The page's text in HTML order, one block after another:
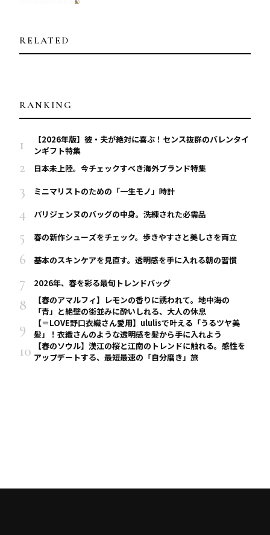
RELATED
RANKING
【2026年版】彼・夫が絶対に喜ぶ！センス抜群のバレンタイ
ンギフト特集
日本未上陸。今チェックすべき海外ブランド特集
ミニマリストのための「一生モノ」時計
パリジェンヌのバッグの中身。洗練された必需品
春の新作シューズをチェック。歩きやすさと美しさを両立
基本のスキンケアを見直す。透明感を手に入れる朝の習慣
2026年、春を彩る最旬トレンドバッグ
【春のアマルフィ】レモンの香りに誘われて。地中海の
「青」と絶壁の街並みに酔いしれる、大人の休息
【＝LOVE野口衣織さん愛用】ululisで叶える「うるツヤ美
髪」！衣織さんのような透明感を髪から手に入れよう
【春のソウル】漢江の桜と江南のトレンドに触れる。感性を
アップデートする、最短最速の「自分磨き」旅